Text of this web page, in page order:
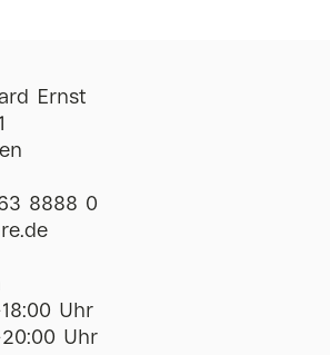
Ernst
8888 0
de
Uhr
20:00 Uhr